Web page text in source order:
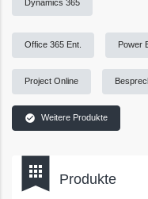
Office 365 Ent. Power
Project Online
check_circle Weitere Produkte
Dynamics 365
bookmark
apps Produkte